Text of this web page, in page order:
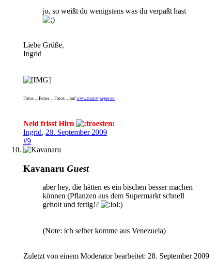
jo, so weißt du wenigstens was du verpaßt hast
Liebe Grüße,
Ingrid
Fotos ... Fotos ... Fotos ... auf www.motivjaeger.eu
Neid frisst Hirn
Ingrid, 28. September 2009
#9
Kavanaru Guest
aber hey, die hätten es ein bischen besser machen
können (Pflanzen aus dem Supermarkt schnell
geholt und fertig!?
)
(Note: ich selber komme aus Venezuela)
Zuletzt von einem Moderator bearbeitet: 28. September 2009